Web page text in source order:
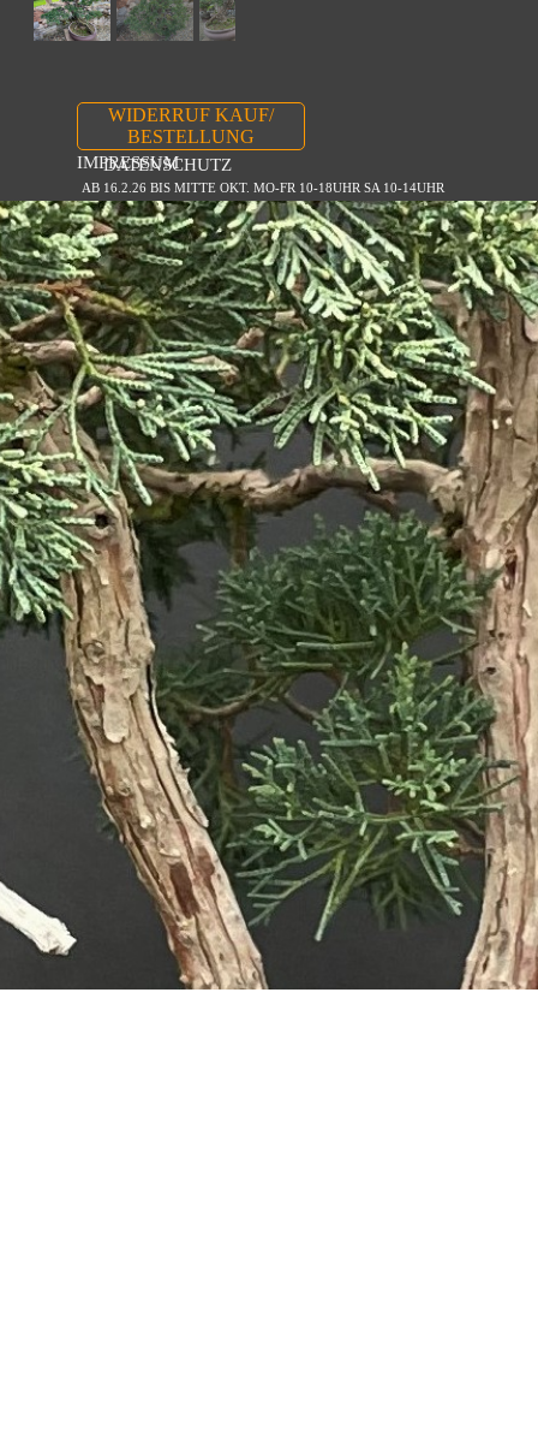
WIDERRUF KAUF/
BESTELLUNG
IMPRESSUM
DATENSCHUTZ
AB 16.2.26 BIS MITTE OKT. MO-FR 10-18UHR SA 10-14UHR
Zurück zum Seiteninhalt